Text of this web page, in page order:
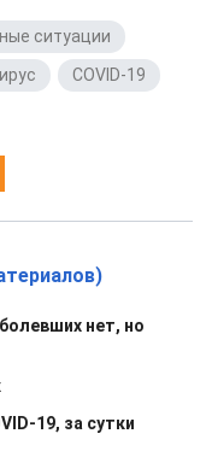
ситуации
COVID-19
нет, но
19, за сутки